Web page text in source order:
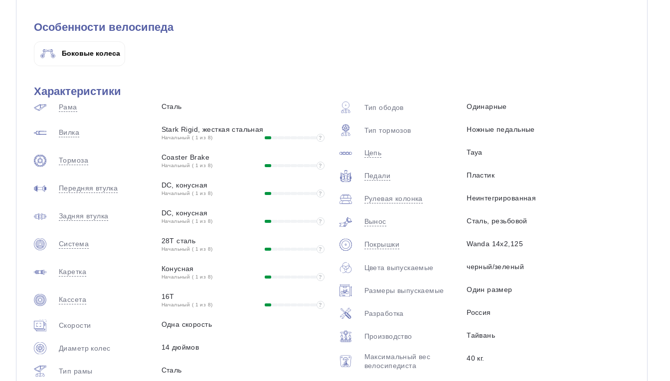
Особенности велосипеда
Боковые колеса
Характеристики
Рама Сталь
Вилка Stark Rigid, жесткая стальная
Начальный ( 1 из 8) ?
Тормоза Coaster Brake
Начальный ( 1 из 8) ?
Передняя втулка DC, конусная
Начальный ( 1 из 8) ?
Задняя втулка DC, конусная
Начальный ( 1 из 8) ?
Система 28T сталь
Начальный ( 1 из 8) ?
Каретка Конусная
Начальный ( 1 из 8) ?
Кассета 16T
Начальный ( 1 из 8) ?
Скорости Одна скорость
Диаметр колес 14 дюймов
Тип рамы Сталь
Тип ободов Одинарные
Тип тормозов Ножные педальные
Цепь Taya
Педали Пластик
Рулевая колонка Неинтегрированная
Вынос Сталь, резьбовой
Покрышки Wanda 14х2,125
Цвета выпускаемые черный/зеленый
Размеры выпускаемые Один размер
Разработка Россия
Производство Тайвань
Максимальный вес
велосипедиста
40 кг.
раз в 2 недели